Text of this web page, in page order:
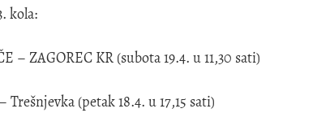
kola:
– ZAGOREC KR (subota 19.4. u 11,30 sati)
Trešnjevka (petak 18.4. u 17,15 sati)